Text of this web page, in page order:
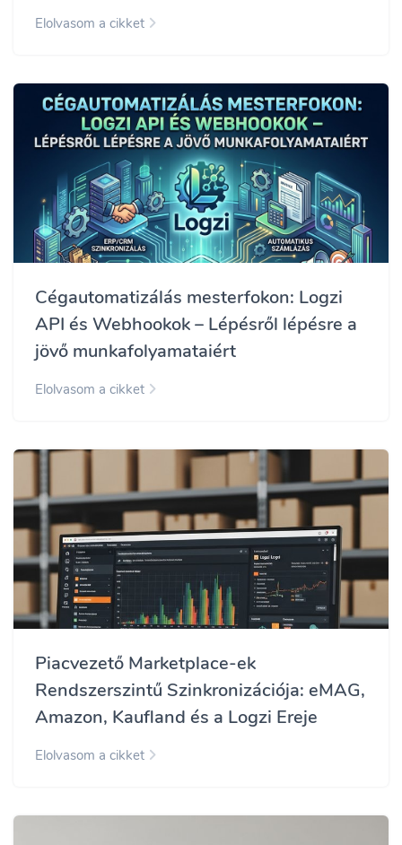
Elolvasom a cikket
Cégautomatizálás mesterfokon: Logzi
API és Webhookok – Lépésről lépésre a
jövő munkafolyamataiért
Elolvasom a cikket
Piacvezető Marketplace-ek
Rendszerszintű Szinkronizációja: eMAG,
Amazon, Kaufland és a Logzi Ereje
Elolvasom a cikket